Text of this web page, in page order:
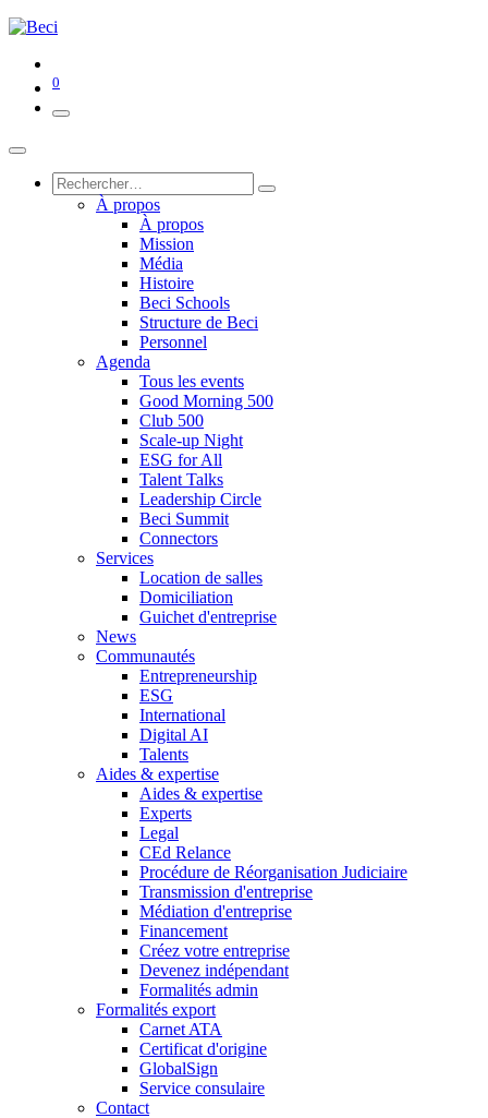
0
À propos
À propos
Mission
Média
Histoire
Beci Schools
Structure de Beci
Personnel
Agenda
Tous les events
Good Morning 500
Club 500
Scale-up Night
ESG for All
Talent Talks
Leadership Circle
Beci Summit
Connectors
Services
Location de salles
Domiciliation
Guichet d'entreprise
News
Communautés
Entrepreneurship
ESG
International
Digital AI
Talents
Aides & expertise
Aides & expertise
Experts
Legal
CEd Relance
Procédure de Réorganisation Judiciaire
Transmission d'entreprise
Médiation d'entreprise
Financement
Créez votre entreprise
Devenez indépendant
Formalités admin
Formalités export
Carnet ATA
Certificat d'origine
GlobalSign
Service consulaire
Contact